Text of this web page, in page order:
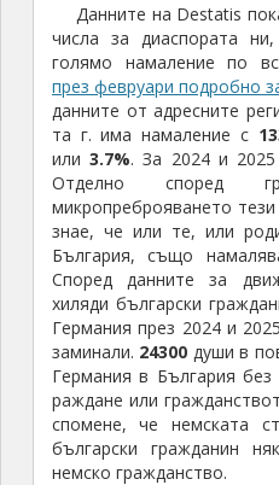
Данните на Destatis
числа за диаспората
голямо намаление по
през февруари подробно
данните от адресните
та г. има намаление с
или3.7%. За 2024 и
Отделно според
микропреброяването
знае, че или те, или
България, също
Според данните за
хиляди български
Германия през 2024 и
заминали. 24300 души в
Германия в България
раждане или
спомене, че немската
български гражданин
немско гражданство.